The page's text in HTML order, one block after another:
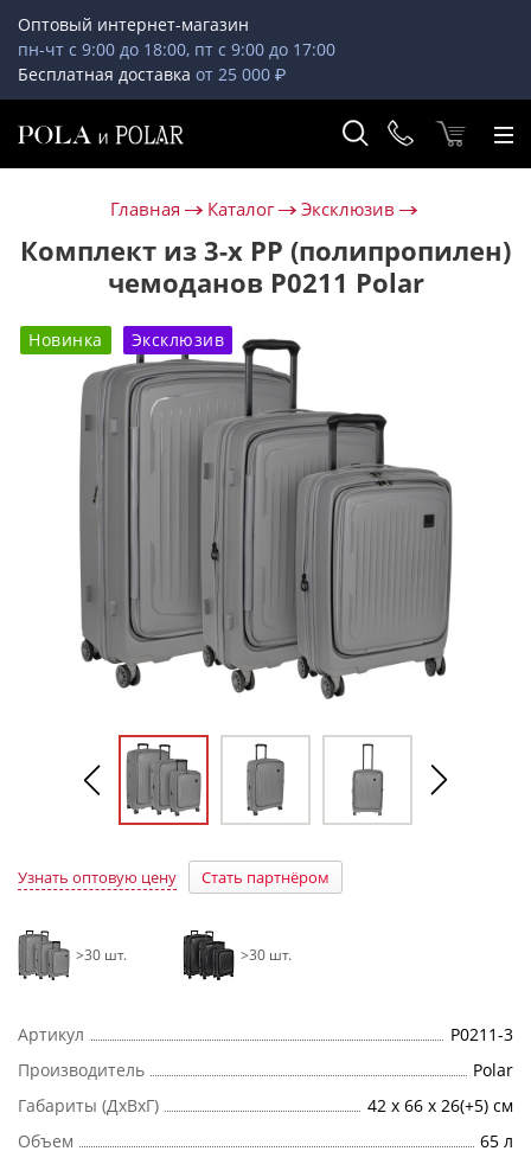
Оптовый интернет-магазин
пн-чт с 9:00 до 18:00, пт с 9:00 до 17:00
Бесплатная доставка от 25 000 ₽
Главная Каталог Эксклюзив
Комплект из 3-х PP (полипропилен)
чемоданов Р0211 Polar
Новинка Эксклюзив
Узнать оптовую цену Стать партнёром
>30 шт. >30 шт.
Артикул
Р0211-3
Производитель
Polar
Габариты (ДхВхГ)
42 x 66 x 26(+5) см
Объем
65 л